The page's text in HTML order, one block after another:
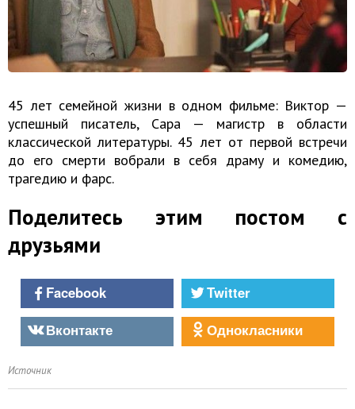
45 лет семейной жизни в одном фильме: Виктор —
успешный писатель, Сара — магистр в области
классической литературы. 45 лет от первой встречи
до его смерти вобрали в себя драму и комедию,
трагедию и фарс.
Поделитесь этим постом с
друзьями
Facebook
Twitter
Вконтакте
Однокласники
Источник